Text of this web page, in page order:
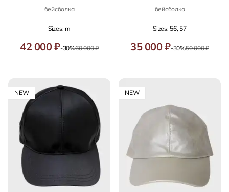
бейсболка
Sizes: m
42 000 ₽-30%60 000 ₽
бейсболка
Sizes: 56, 57
35 000 ₽-30%50 000 ₽
NEW NEW